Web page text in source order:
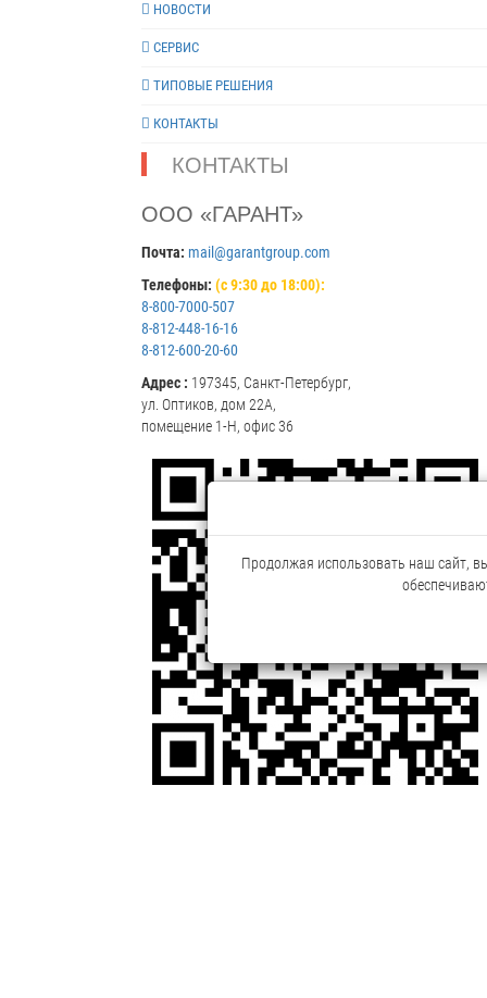
НОВОСТИ
СЕРВИС
ТИПОВЫЕ РЕШЕНИЯ
КОНТАКТЫ
КОНТАКТЫ
ООО «ГАРАНТ»
Почта: mail@garantgroup.com
Телефоны: (с 9:30 до 18:00):
8-800-7000-507
8-812-448-16-16
8-812-600-20-60
Адрес : 197345, Санкт-Петербург,
ул. Оптиков, дом 22А,
помещение 1-Н, офис 36
Продолжая использовать наш сайт,